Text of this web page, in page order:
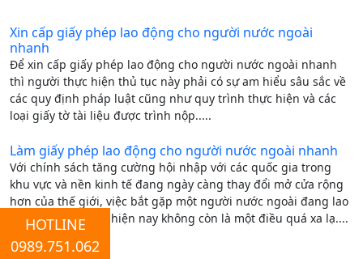
HOTLINE
0989.751.062
Xin cấp giấy phép lao động cho người nước ngoài
nhanh
Để xin cấp giấy phép lao động cho người nước ngoài nhanh
thì người thực hiện thủ tục này phải có sự am hiểu sâu sắc về
các quy định pháp luật cũng như quy trình thực hiện và các
loại giấy tờ tài liệu được trình nộp.....
Làm giấy phép lao động cho người nước ngoài nhanh
Với chính sách tăng cường hội nhập với các quốc gia trong
khu vực và nền kinh tế đang ngày càng thay đổi mở cửa rộng
hơn của thế giới, việc bắt gặp một người nước ngoài đang lao
động tại Việt Nam hiện nay không còn là một điều quá xa lạ....